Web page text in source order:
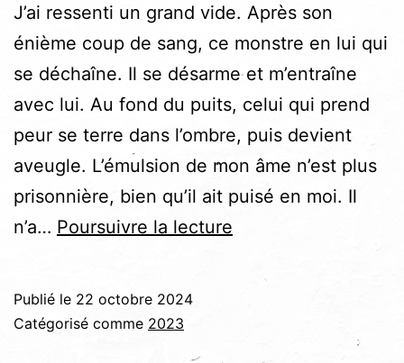
J’ai ressenti un grand vide. Après son
énième coup de sang, ce monstre en lui qui
se déchaîne. Il se désarme et m’entraîne
avec lui. Au fond du puits, celui qui prend
peur se terre dans l’ombre, puis devient
aveugle. L’émulsion de mon âme n’est plus
prisonnière, bien qu’il ait puisé en moi. Il
n’a… Poursuivre la lecture
Publié le 22 octobre 2024
Catégorisé comme 2023